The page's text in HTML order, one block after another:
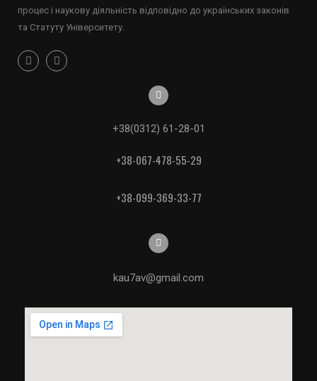
процес і наукову діяльність відповідно до українських законів
та Статуту Університету.
+38(0312) 61-28-01
+38-067-478-55-29
+38-099-369-33-77
kau7av@gmail.com